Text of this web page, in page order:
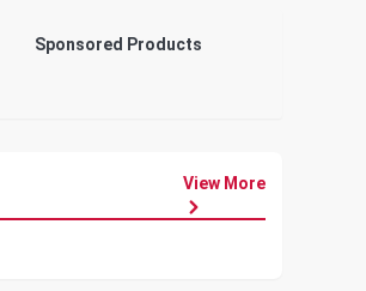
Sponsored Products
View More